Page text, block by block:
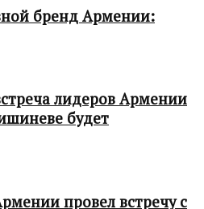
бренд Армении:
лидеров Армении
будет
провел встречу с